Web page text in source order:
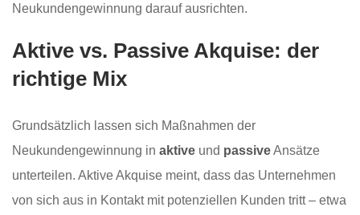
Neukundengewinnung darauf ausrichten.
Aktive vs. Passive Akquise: der
richtige Mix
Grundsätzlich lassen sich Maßnahmen der
Neukundengewinnung in aktive und passiveAnsätze
unterteilen. Aktive Akquise meint, dass das Unternehmen
von sich aus in Kontakt mit potenziellen Kunden tritt – etwa